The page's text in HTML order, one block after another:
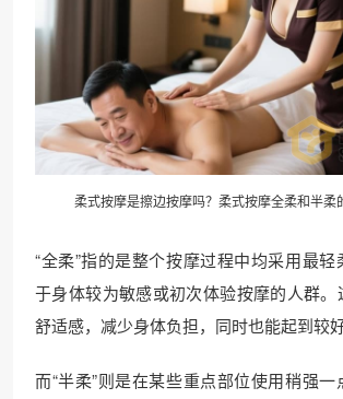
柔式按摩是擦边按摩吗？柔式按摩全柔和半柔
“全柔”指的是整个按摩过程中均采用最
于身体较为敏感或初次体验按摩的人群
舒适感，减少身体负担，同时也能起到较
而“半柔”则是在某些重点部位使用稍强